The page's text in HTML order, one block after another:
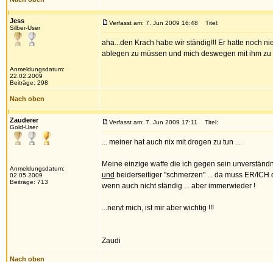
Jess
Silber-User
Anmeldungsdatum:
22.02.2009
Beiträge: 298
Verfasst am: 7. Jun 2009 16:48 Titel:
aha...den Krach habe wir ständig!!! Er hatte noch
ablegen zu müssen und mich deswegen mit ihm
Nach oben
Zauderer
Gold-User
Anmeldungsdatum:
02.05.2009
Beiträge: 713
Verfasst am: 7. Jun 2009 17:11 Titel:
... meiner hat auch nix mit drogen zu tun ...
Meine einzige waffe die ich gegen sein
und beiderseitiger "schmerzen" ... da muss ER/
wenn auch nicht ständig ... aber immerwieder !
...nervt mich, ist mir aber wichtig !!!
Zaudi
Nach oben